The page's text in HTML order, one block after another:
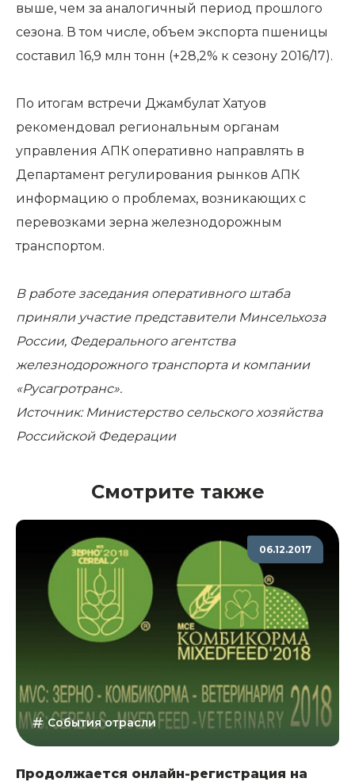
выше, чем за аналогичный период прошлого
сезона. В том числе, объем экспорта пшеницы
составил 16,9 млн тонн (+28,2% к сезону 2016/17).
По итогам встречи Джамбулат Хатуов
рекомендовал региональным органам
управления АПК оперативно направлять в
Департамент регулирования рынков АПК
информацию о проблемах, возникающих с
перевозками зерна железнодорожным
транспортом.
В работе заседания оперативного штаба
приняли участие представители Минсельхоза
России, Федерального агентства
железнодорожного транспорта и компании
«Русагротранс».
Источник: Министерство сельского хозяйства
Российской Федерации
Смотрите также
06.12.2017
События отрасли
Продолжается онлайн-регистрация на